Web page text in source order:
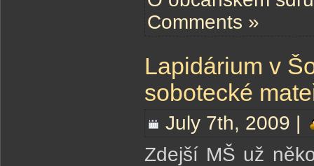
Comments »
Lapidárium v
sobotecké
July 7th, 2009 |
Zdejší MŠ už